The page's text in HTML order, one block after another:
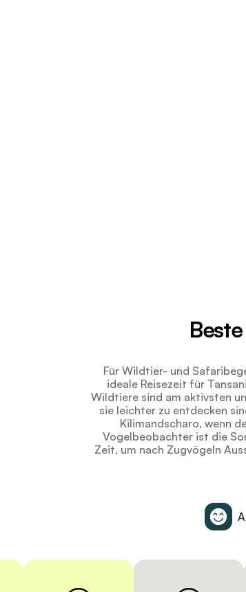
Für Wildtier- und
ideale Reisezeit für
Wildtiere sind am aktivsten
sie leichter zu entdecken
Kilimandscharo, wenn
Vogelbeobachter ist die
Zeit, um nach Zugvögeln